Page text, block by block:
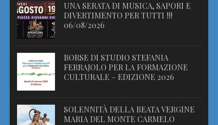
UNA SERATA DI MUSICA, SAPORI E
DIVERTIMENTO PER TUTTI !!!
06/08/2026
BORSE DI STUDIO STEFANIA
FERRAJOLO PER LA FORMAZIONE
CULTURALE – EDIZIONE 2026
SOLENNITÀ DELLA BEATA VERGINE
MARIA DEL MONTE CARMELO